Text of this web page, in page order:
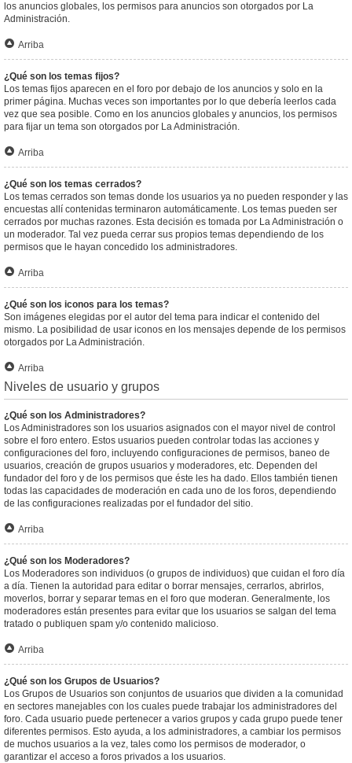
los anuncios globales, los permisos para anuncios son otorgados por La
Administración.
Arriba
¿Qué son los temas fijos?
Los temas fijos aparecen en el foro por debajo de los anuncios y solo en la
primer página. Muchas veces son importantes por lo que debería leerlos cada
vez que sea posible. Como en los anuncios globales y anuncios, los permisos
para fijar un tema son otorgados por La Administración.
Arriba
¿Qué son los temas cerrados?
Los temas cerrados son temas donde los usuarios ya no pueden responder y las
encuestas allí contenidas terminaron automáticamente. Los temas pueden ser
cerrados por muchas razones. Esta decisión es tomada por La Administración o
un moderador. Tal vez pueda cerrar sus propios temas dependiendo de los
permisos que le hayan concedido los administradores.
Arriba
¿Qué son los iconos para los temas?
Son imágenes elegidas por el autor del tema para indicar el contenido del
mismo. La posibilidad de usar iconos en los mensajes depende de los permisos
otorgados por La Administración.
Arriba
Niveles de usuario y grupos
¿Qué son los Administradores?
Los Administradores son los usuarios asignados con el mayor nivel de control
sobre el foro entero. Estos usuarios pueden controlar todas las acciones y
configuraciones del foro, incluyendo configuraciones de permisos, baneo de
usuarios, creación de grupos usuarios y moderadores, etc. Dependen del
fundador del foro y de los permisos que éste les ha dado. Ellos también tienen
todas las capacidades de moderación en cada uno de los foros, dependiendo
de las configuraciones realizadas por el fundador del sitio.
Arriba
¿Qué son los Moderadores?
Los Moderadores son individuos (o grupos de individuos) que cuidan el foro día
a día. Tienen la autoridad para editar o borrar mensajes, cerrarlos, abrirlos,
moverlos, borrar y separar temas en el foro que moderan. Generalmente, los
moderadores están presentes para evitar que los usuarios se salgan del tema
tratado o publiquen spam y/o contenido malicioso.
Arriba
¿Qué son los Grupos de Usuarios?
Los Grupos de Usuarios son conjuntos de usuarios que dividen a la comunidad
en sectores manejables con los cuales puede trabajar los administradores del
foro. Cada usuario puede pertenecer a varios grupos y cada grupo puede tener
diferentes permisos. Esto ayuda, a los administradores, a cambiar los permisos
de muchos usuarios a la vez, tales como los permisos de moderador, o
garantizar el acceso a foros privados a los usuarios.